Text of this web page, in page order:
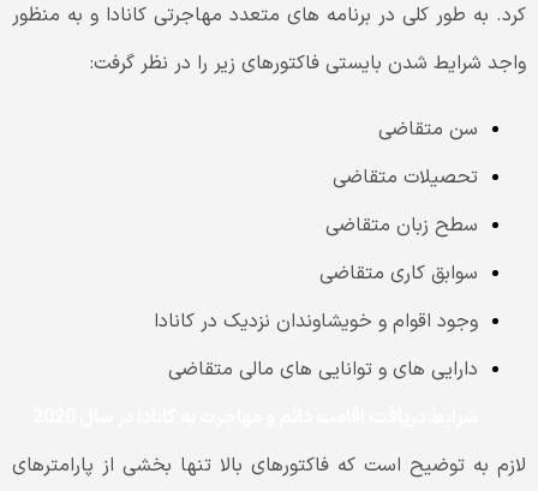
کرد. به طور کلی در برنامه های متعدد مهاجرتی کانادا و به منظور
واجد شرایط شدن بایستی فاکتورهای زیر را در نظر گرفت:
سن متقاضی
تحصیلات متقاضی
سطح زبان متقاضی
سوابق کاری متقاضی
وجود اقوام و خویشاوندان نزدیک در کانادا
دارایی های و توانایی های مالی متقاضی
لازم به توضیح است که فاکتورهای بالا تنها بخشی از پارامترهای